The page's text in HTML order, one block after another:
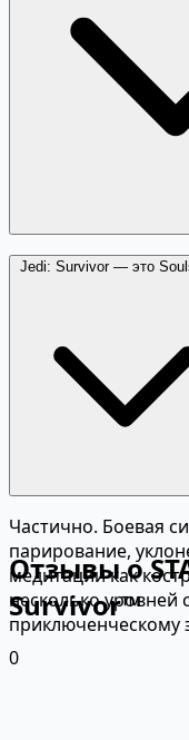
Минимальные: Intel
Рекомендуемые: i5-
обязателен — игра
Jedi: Survivor — это
Частично. Боевая
парирование,
медитации как
несколько уровней
приключенческому
Отзывы о
Survivor™
0